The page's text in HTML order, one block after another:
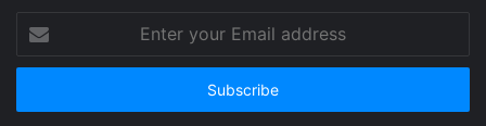
your
Email